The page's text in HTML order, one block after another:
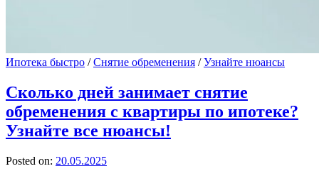
Ипотека быстро /Снятие обременения /Узнайте нюансы
Сколько дней занимает снятие
обременения с квартиры по ипотеке?
Узнайте все нюансы!
Posted on: 20.05.2025